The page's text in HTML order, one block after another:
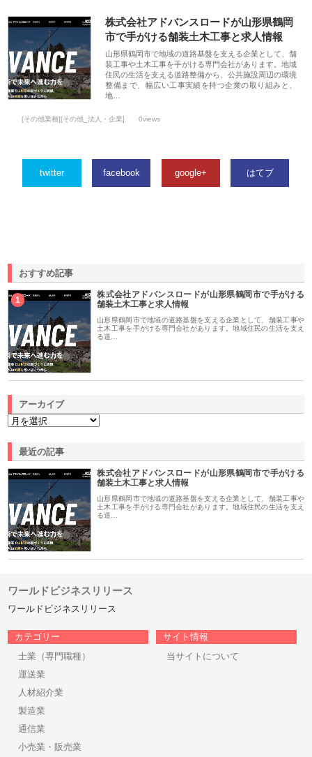
株式会社アドバンスロードが山形県鶴岡
市で手がける舗装土木工事と求人情報
山形県鶴岡市で地域の道路基盤を支える企業として、舗
装工事や土木工事を手がける専門会社があります。地域
住民の生活を支える道路整備から、公共施設周辺の環境
整備まで、幅広い工事実績を持つ企業の取り組みと、
地…
[その他業種][その他_法人・企業] 0views
twitter facebook google+ はてブ
おすすめ記事
1
株式会社アドバンスロードが山形県鶴岡市で手がける
舗装土木工事と求人情報
山形県鶴岡市で地域の道路基盤を支える企業として、舗装工事や
土木工事を手がける専門会社があります。地域住民の生活を支え
る道…
アーカイブ
最近の記事
株式会社アドバンスロードが山形県鶴岡市で手がける
舗装土木工事と求人情報
山形県鶴岡市で地域の道路基盤を支える企業として、舗装工事や
土木工事を手がける専門会社があります。地域住民の生活を支え
る道…
ワールドビジネスリリース
ワールドビジネスリリース
カテゴリー
士業（専門職種）
運送業
人材紹介業
製造業
通信業
小売業・販売業
サイト情報
当サイトについて